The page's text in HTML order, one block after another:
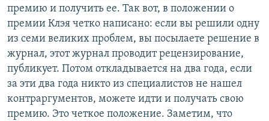
премию и получить ее. Так вот, в положении о
премии Клэя четко написано: если вы решили одну
из семи великих проблем, вы посылаете решение в
журнал, этот журнал проводит рецензирование,
публикует. Потом откладывается на два года, если
за эти два года никто из специалистов не нашел
контраргументов, можете идти и получать свою
премию. Это четкое положение. Заметим, что